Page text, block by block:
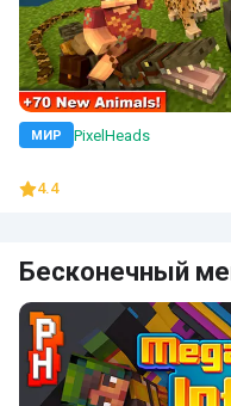
МИР PixelHeads
4.4
Бесконечный